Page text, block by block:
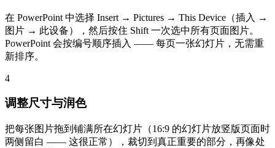
在 PowerPoint 中选择 Insert → Pictures → This Device（插入 →
图片 → 此设备），然后按住 Shift 一次选中所有页面图片。
PowerPoint 会按编号顺序插入 —— 每页一张幻灯片，无需重
新排序。
4
调整尺寸与润色
把每张图片拖到铺满所在幻灯片（16:9 的幻灯片放竖版页面时
两侧留白 —— 这很正常），裁切到真正重要的部分，再像处